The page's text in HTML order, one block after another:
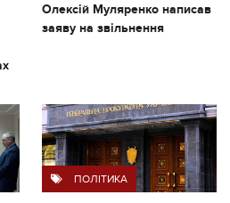
Олексій Муляренко написав
заяву на звільнення
ПОЛІТИКА